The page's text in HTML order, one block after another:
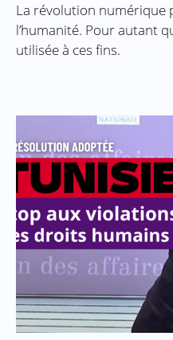
La révolution numérique
l’humanité. Pour autant
utilisée à ces fins.